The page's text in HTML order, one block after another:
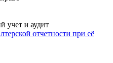
учет и аудит
отчетности при её